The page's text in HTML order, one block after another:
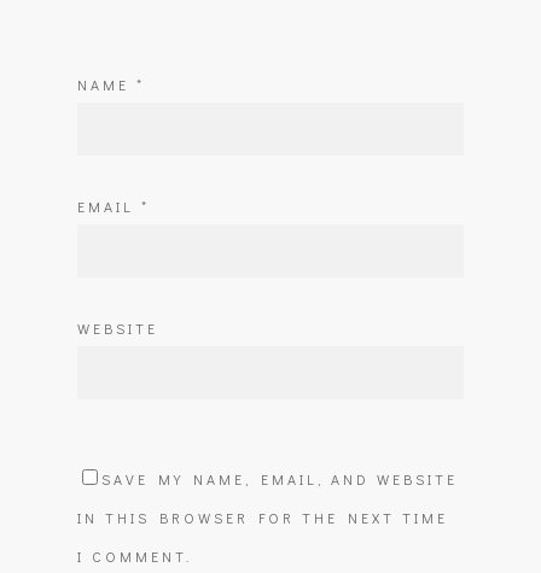
NAME *
EMAIL *
WEBSITE
SAVE MY NAME, EMAIL, AND WEBSITE
IN THIS BROWSER FOR THE NEXT TIME
I COMMENT.